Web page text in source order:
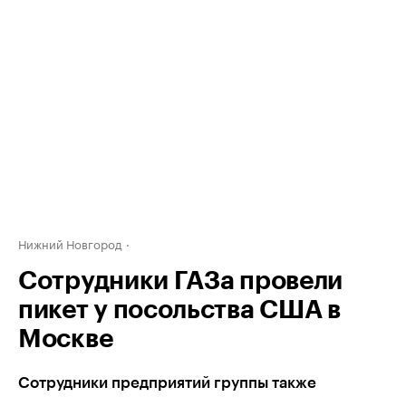
Нижний Новгород
Сотрудники ГАЗа провели
пикет у посольства США в
Москве
Сотрудники предприятий группы также